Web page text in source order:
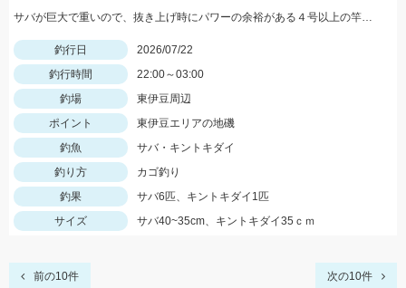
サバが巨大で重いので、抜き上げ時にパワーの余裕がある４号以上の竿がおすすめです。遠投有利なので飛距離の出るタックルで。
釣行日
2026/07/22
釣行時間
22:00～03:00
釣場
東伊豆周辺
ポイント
東伊豆エリアの地磯
釣魚
サバ・キントキダイ
釣り方
カゴ釣り
釣果
サバ6匹、キントキダイ1匹
サイズ
サバ40~35cm、キントキダイ35ｃｍ
前の10件 次の10件